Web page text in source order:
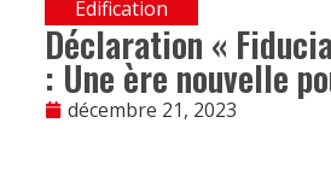
Edification
Déclaration «
: Une ère nouvelle
décembre 21, 2023